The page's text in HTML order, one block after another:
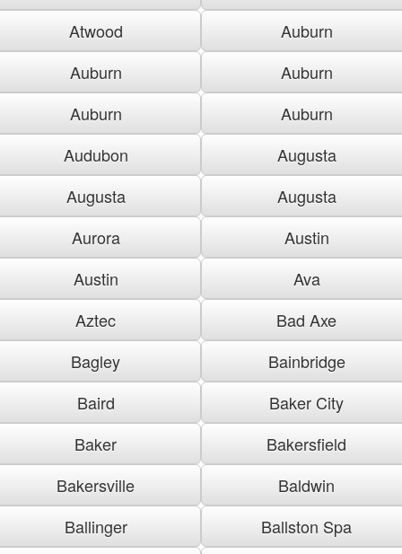
Atwood
Auburn
Auburn
Auburn
Auburn
Auburn
Audubon
Augusta
Augusta
Augusta
Aurora
Austin
Austin
Ava
Aztec
Bad Axe
Bagley
Bainbridge
Baird
Baker City
Baker
Bakersfield
Bakersville
Baldwin
Ballinger
Ballston Spa